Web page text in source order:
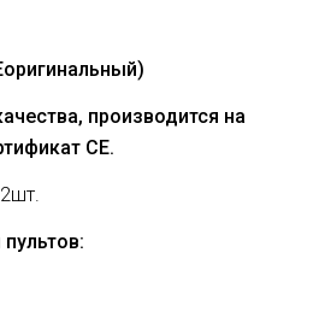
производится на
CE.